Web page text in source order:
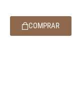
COMPRAR